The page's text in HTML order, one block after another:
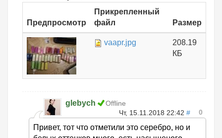
Предпросмотр
Прикрепленный
файл
Размер
vaapr.jpg
208.19
КБ
glebych
Offline
Чт, 15.11.2018 22:42 # 0
Привет, тот что отметили это серебро, но и